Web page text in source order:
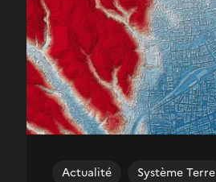
Actualité Système Terre